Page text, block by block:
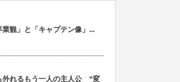
観」と「キャプテン像」...
外れるもう一人の主人公 “変